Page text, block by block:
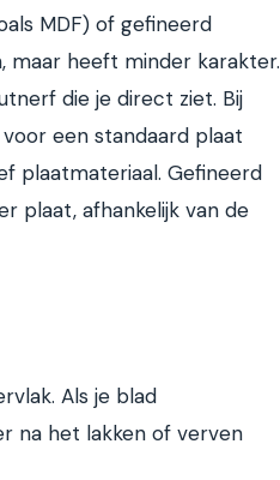
MDF) of gefineerd
maar heeft minder karakter.
die je direct ziet. Bij
een standaard plaat
plaatmateriaal. Gefineerd
plaat, afhankelijk van de
Als je blad
na het lakken of verven